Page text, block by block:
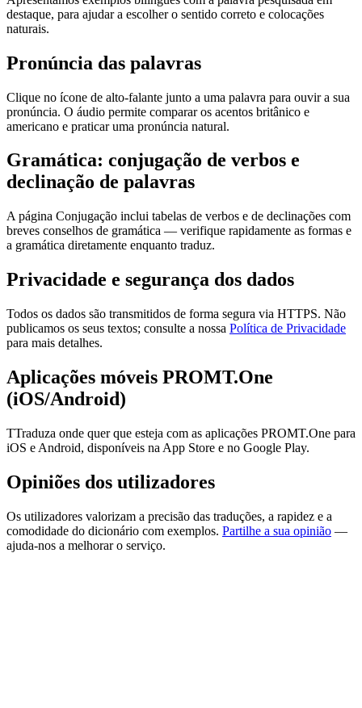
destaque, para ajudar a escolher o sentido correto e colocações
naturais.
Pronúncia das palavras
Clique no ícone de alto-falante junto a uma palavra para ouvir a sua
pronúncia. O áudio permite comparar os acentos britânico e
americano e praticar uma pronúncia natural.
Gramática: conjugação de verbos e
declinação de palavras
A página Conjugação inclui tabelas de verbos e de declinações com
breves conselhos de gramática — verifique rapidamente as formas e
a gramática diretamente enquanto traduz.
Privacidade e segurança dos dados
Todos os dados são transmitidos de forma segura via HTTPS. Não
publicamos os seus textos; consulte a nossa Política de Privacidade
para mais detalhes.
Aplicações móveis PROMT.One
(iOS/Android)
TTraduza onde quer que esteja com as aplicações PROMT.One para
iOS e Android, disponíveis na App Store e no Google Play.
Opiniões dos utilizadores
Os utilizadores valorizam a precisão das traduções, a rapidez e a
comodidade do dicionário com exemplos. Partilhe a sua opinião —
ajuda-nos a melhorar o serviço.